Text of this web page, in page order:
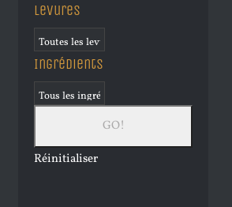
Levures
Ingrédients
Réinitialiser